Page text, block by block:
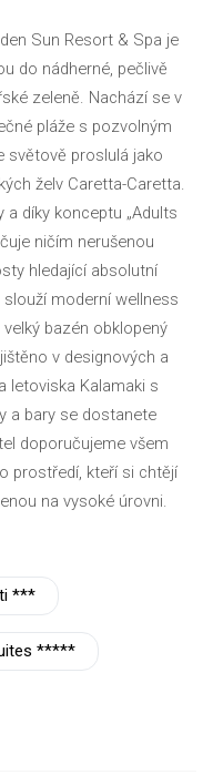
Sun Resort & Spa je
do nádherné, pečlivě
zeleně. Nachází se v
pláže s pozvolným
světově proslulá jako
želv Caretta-Caretta.
díky konceptu „Adults
ničím nerušenou
hledající absolutní
moderní wellness
bazén obklopený
v designových a
letoviska Kalamaki s
a bary se dostanete
doporučujeme všem
prostředí, kteří si chtějí
na vysoké úrovni.
***
*****